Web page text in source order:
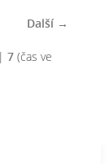
Další →
| 7 (čas ve